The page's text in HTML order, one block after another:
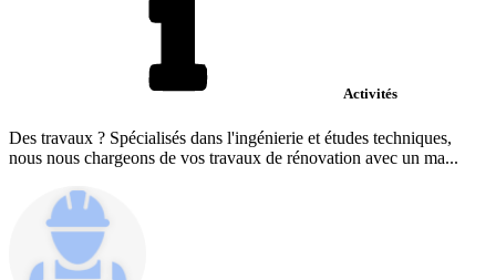
Activités
Des travaux ? Spécialisés dans l'ingénierie et études techniques,
nous nous chargeons de vos travaux de rénovation avec un ma...